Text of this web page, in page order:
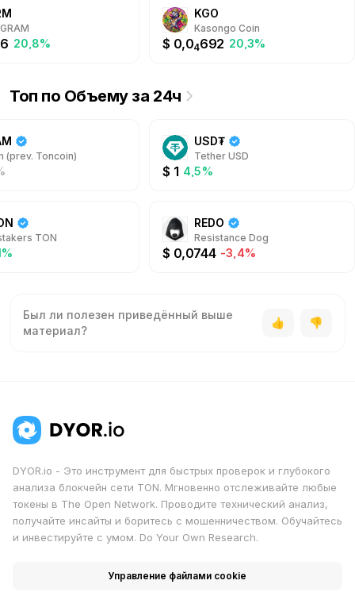
20,8%
KGO
Kasongo Coin
$ 0,04692 20,3%
Топ по Объему за 24ч
(prev. Toncoin)
USD₮
Tether USD
$ 1 4,5%
TON
REDO
Resistance Dog
$ 0,0744 -3,4%
Был ли полезен приведённый выше
материал?
DYOR.io - Это инструмент для быстрых проверок и глубокого
анализа блокчейн сети TON. Мгновенно отслеживайте любые
токены в The Open Network. Проводите технический анализ,
получайте инсайты и боритесь с мошенничеством. Обучайтесь
и инвестируйте с умом. Do Your Own Research.
Управление файлами cookie